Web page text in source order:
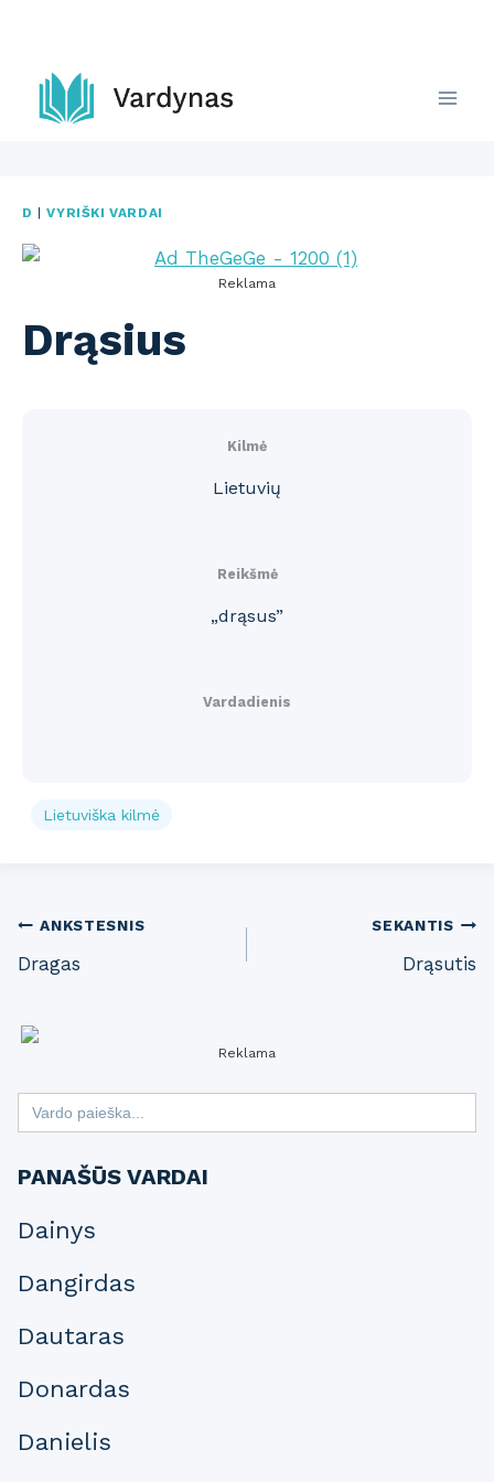
content
D |VYRIŠKI VARDAI
Reklama
Drąsius
Kilmė
Lietuvių
Reikšmė
„drąsus”
Vardadienis
Lietuviška kilmė
Post
navigation
ANKSTESNIS
Dragas
SEKANTIS
Drąsutis
Reklama
Search
for:
PANAŠŪS VARDAI
Dainys
Dangirdas
Dautaras
Donardas
Danielis